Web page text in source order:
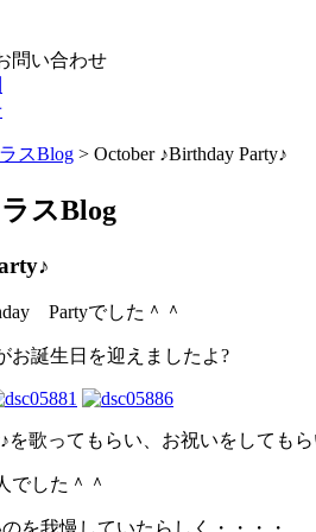
スBlog > October ♪Birthday Party♪
スBlog
Partyでした＾＾
お誕生日を迎えましたよ?
を歌ってもらい、お祝いをしてもら
でした＾＾